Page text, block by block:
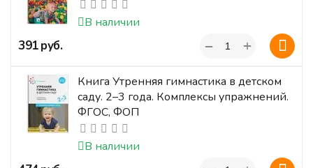
В наличии
‍391‍руб. +
−
Книга Утренняя гимнастика в детском
саду. 2–3 года. Комплексы упражнений.
ФГОС, ФОП
В наличии